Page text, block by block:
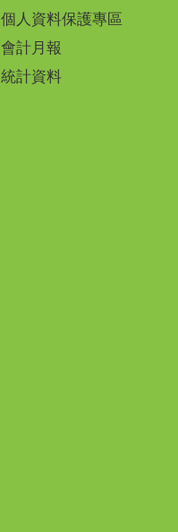
個人資料保護專區
會計月報
統計資料